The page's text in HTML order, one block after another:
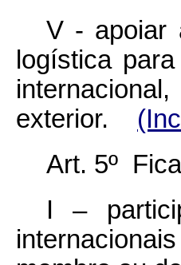
V - apoiar
logística
exterior.
Art. 5º
I –